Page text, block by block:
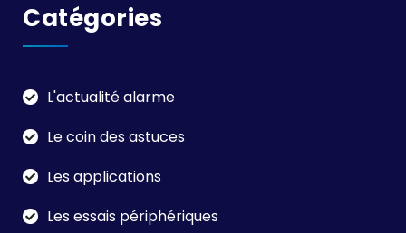
Catégories
L'actualité alarme
Le coin des astuces
Les applications
Les essais périphériques